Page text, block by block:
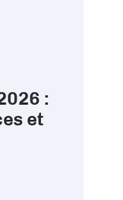
:
et